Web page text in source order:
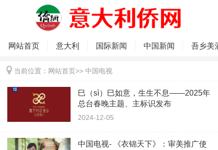
网站首页 意大利 国际新闻 中国新闻 吾乡美
当前位置： 网站首页>> 中国电视
巳（sì）巳如意，生生不息——2025年
总台春晚主题、主标识发布
2024-12-05
中国电视- 《衣锦天下》：审美推广使